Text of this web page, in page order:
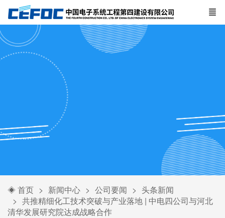
◈ 首页 新闻中心 公司要闻
头条新闻
共推精细化工技术突破与产业落地 | 中电四公司与河北
清华发展研究院达成战略合作